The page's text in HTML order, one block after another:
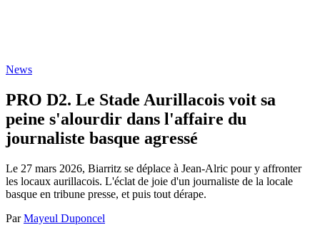
News
PRO D2. Le Stade Aurillacois voit sa
peine s'alourdir dans l'affaire du
journaliste basque agressé
Le 27 mars 2026, Biarritz se déplace à Jean-Alric pour y affronter
les locaux aurillacois. L'éclat de joie d'un journaliste de la locale
basque en tribune presse, et puis tout dérape.
Par Mayeul Duponcel